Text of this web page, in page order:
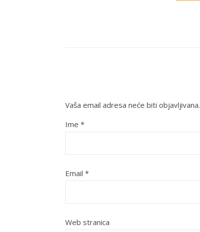
Vaša email adresa neće biti objavljivana.
Ime *
Email *
Web stranica